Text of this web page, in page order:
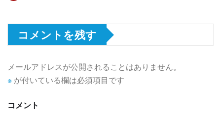
コメントを残す
メールアドレスが公開されることはありません。
※ が付いている欄は必須項目です
コメント